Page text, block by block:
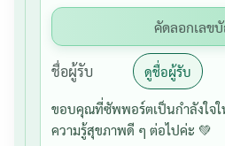
คัดลอกเลข
ชื่อผู้รับ ดูชื่อผู้รับ
ขอบคุณที่ซัพพอร์ตเป็นกำลังใจใ
ความรู้สุขภาพดี ๆ ต่อไปค่ะ 💚